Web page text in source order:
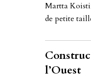
Mart­ta
de pe­ti­te
l’Ouest